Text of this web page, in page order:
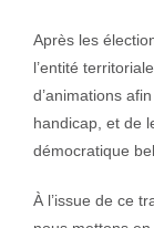
Après les
l’entité
d’animations
handicap, et de
démocratique
À l’issue de ce